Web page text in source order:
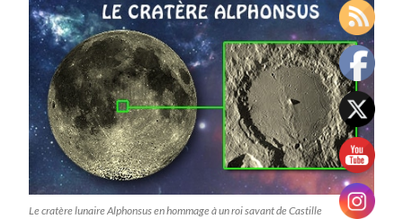
Le cratère lunaire Alphonsus en hommage à un roi savant de Castille